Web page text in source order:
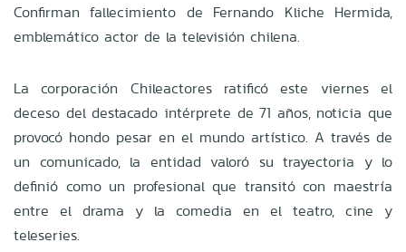
Confirman fallecimiento de Fernando Kliche Hermida,
emblemático actor de la televisión chilena.
La corporación Chileactores ratificó este viernes el
deceso del destacado intérprete de 71 años, noticia que
provocó hondo pesar en el mundo artístico. A través de
un comunicado, la entidad valoró su trayectoria y lo
definió como un profesional que transitó con maestría
entre el drama y la comedia en el teatro, cine y
teleseries.